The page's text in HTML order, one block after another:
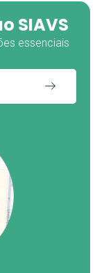
SIAVS
essenciais